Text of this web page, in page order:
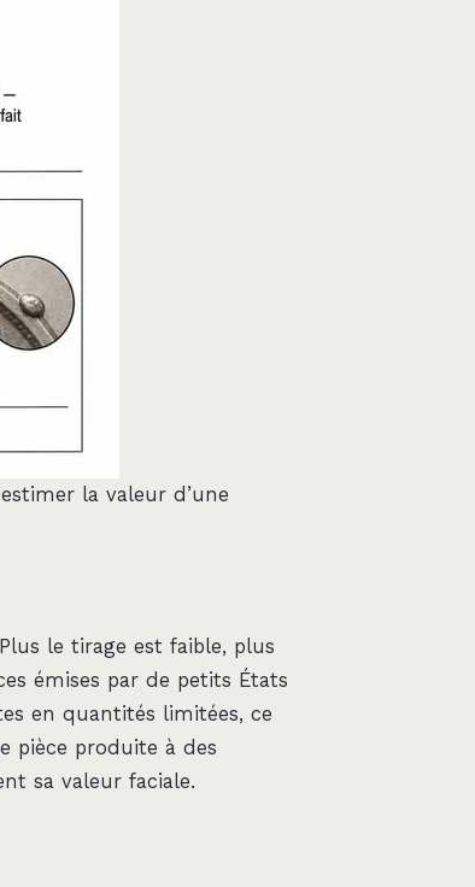
la valeur d’une
le tirage est faible, plus
émises par de petits États
en quantités limitées, ce
pièce produite à des
sa valeur faciale.